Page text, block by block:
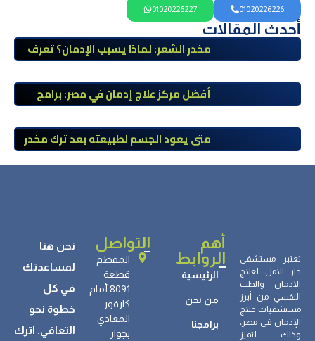
01020226226
01020226227
أحدث المقالات
مخدر الشعر: لماذا يسبب الإدمان؟ تعرف
أفضل مركز علاج إدمان في مصر: برامج
طبي
متى يعود الجسم لطبيعته بعد ترك مخدر
تعتبر مستشفى
دار الامل لعلاج
الادمان والطب
النفسي من أبرز
مستشفيات علاج
الإدمان في مصر،
وذلك لتميز
أهم
الروابط
الرئيسية
من نحن
برامجنا
التواصل
المقطم
قطعة
8091 أمام
كارفور
المعادي
بجوار
نحن هنا
لمساعدتك
في كل
خطوة نحو
التعافي. اترك